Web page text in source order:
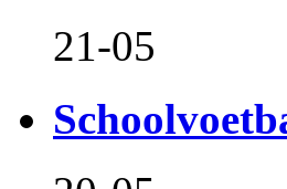
21-05